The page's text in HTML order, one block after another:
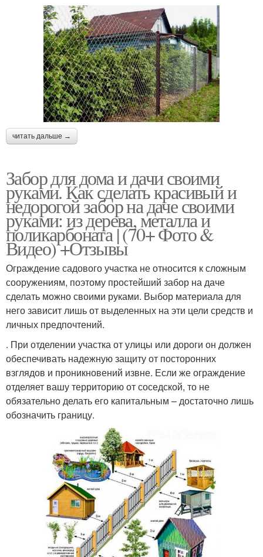
читать дальше →
Забор для дома и дачи своими
руками. Как сделать красивый и
недорогой забор на даче своими
руками: из дерева, металла и
поликарбоната | (70+ Фото &
Видео) +Отзывы
Ограждение садового участка не относится к сложным
сооружениям, поэтому простейший забор на даче
сделать можно своими руками. Выбор материала для
него зависит лишь от выделенных на эти цели средств и
личных предпочтений.
. При отделении участка от улицы или дороги он должен
обеспечивать надежную защиту от посторонних
взглядов и проникновений извне. Если же ограждение
отделяет вашу территорию от соседской, то не
обязательно делать его капитальным – достаточно лишь
обозначить границу.